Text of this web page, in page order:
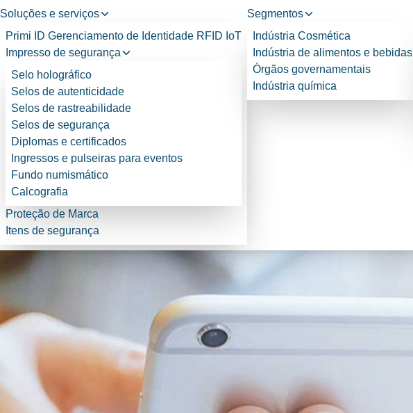
Soluções e serviços
Primi ID Gerenciamento de Identidade RFID IoT
Impresso de segurança
Selo holográfico
Selos de autenticidade
Selos de rastreabilidade
Selos de segurança
Diplomas e certificados
Ingressos e pulseiras para eventos
Fundo numismático
Calcografia
Proteção de Marca
Itens de segurança
Segmentos
Indústria Cosmética
Indústria de alimentos e bebidas
Órgãos governamentais
Indústria química